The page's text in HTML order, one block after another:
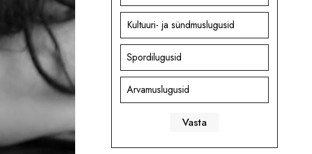
Kultuuri- ja sündmuslugusid
Spordilugusid
Arvamuslugusid